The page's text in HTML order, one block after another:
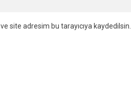
site adresim bu tarayıcıya kaydedilsin.